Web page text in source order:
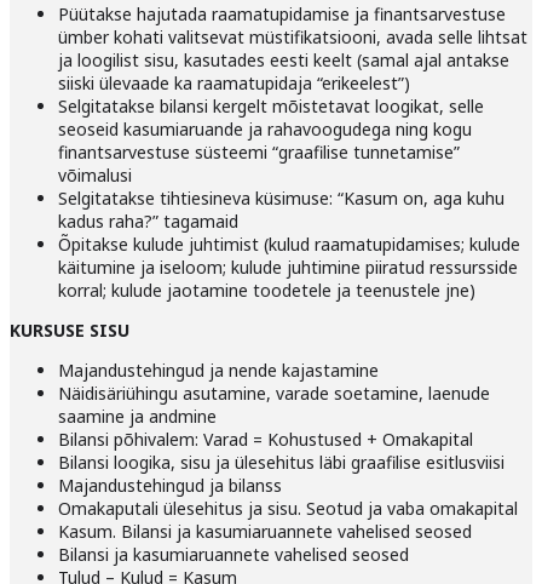
Püütakse hajutada raamatupidamise ja finantsarvestuse
ümber kohati valitsevat müstifikatsiooni, avada selle lihtsat
ja loogilist sisu, kasutades eesti keelt (samal ajal antakse
siiski ülevaade ka raamatupidaja “erikeelest”)
Selgitatakse bilansi kergelt mõistetavat loogikat, selle
seoseid kasumiaruande ja rahavoogudega ning kogu
finantsarvestuse süsteemi “graafilise tunnetamise”
võimalusi
Selgitatakse tihtiesineva küsimuse: “Kasum on, aga kuhu
kadus raha?” tagamaid
Õpitakse kulude juhtimist (kulud raamatupidamises; kulude
käitumine ja iseloom; kulude juhtimine piiratud ressursside
korral; kulude jaotamine toodetele ja teenustele jne)
KURSUSE SISU
Majandustehingud ja nende kajastamine
Näidisäriühingu asutamine, varade soetamine, laenude
saamine ja andmine
Bilansi põhivalem: Varad = Kohustused + Omakapital
Bilansi loogika, sisu ja ülesehitus läbi graafilise esitlusviisi
Majandustehingud ja bilanss
Omakaputali ülesehitus ja sisu. Seotud ja vaba omakapital
Kasum. Bilansi ja kasumiaruannete vahelised seosed
Bilansi ja kasumiaruannete vahelised seosed
Tulud – Kulud = Kasum